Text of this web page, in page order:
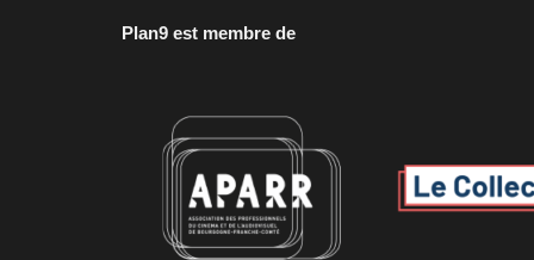
Plan9 est membre de